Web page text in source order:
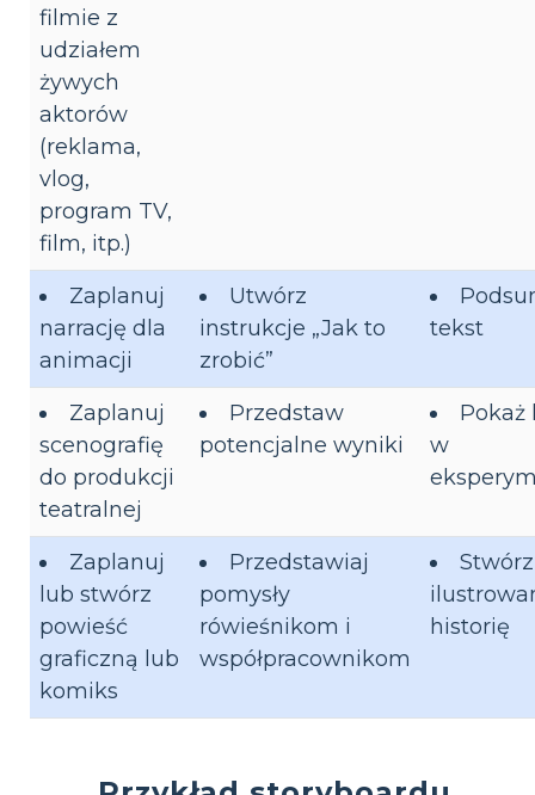
filmie z
udziałem
żywych
aktorów
(reklama,
vlog,
program TV,
film, itp.)
Zaplanuj
narrację dla
animacji
Utwórz
instrukcje „Jak to
zrobić”
tekst
Zaplanuj
scenografię
do produkcji
teatralnej
Przedstaw
potencjalne wyniki
Pokaż
w
Zaplanuj
lub stwórz
powieść
graficzną lub
komiks
Przedstawiaj
pomysły
rówieśnikom i
współpracownikom
Stwórz
historię